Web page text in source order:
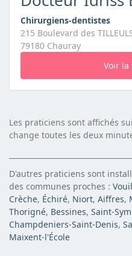
Chirurgiens-dentistes
215 Boulevard des
79180 Chauray
Voir la
Les praticiens sont affichés
change toutes les deux
D'autres praticiens sont
des communes proches :
Crèche, Échiré, Niort, Aiffres,
Thorigné, Bessines, Saint-
Champdeniers-Saint-Denis,
Maixent-l'École